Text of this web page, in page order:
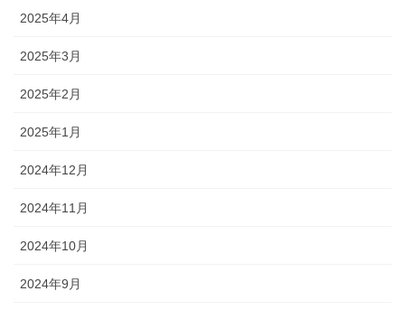
2025年4月
2025年3月
2025年2月
2025年1月
2024年12月
2024年11月
2024年10月
2024年9月